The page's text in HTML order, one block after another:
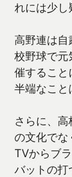
れには少し
高野連は
校野球で元
催すること
半端なこと
さらに、
の文化でな
TVからブ
バットの打